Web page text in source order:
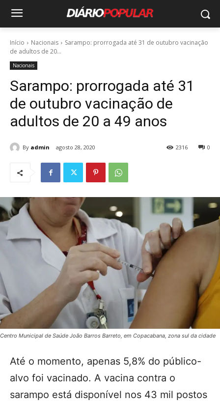
Início Nacionais
Sarampo: prorrogada até 31 de outubro vacinação
de adultos de 20...
Nacionais
Sarampo: prorrogada até 31
de outubro vacinação de
adultos de 20 a 49 anos
By admin agosto 28, 2020 0
2316
Centro Municipal de Saúde João Barros Barreto, em Copacabana, zona sul da cidade
Até o momento, apenas 5,8% do público-
alvo foi vacinado. A vacina contra o
sarampo está disponível nos 43 mil postos